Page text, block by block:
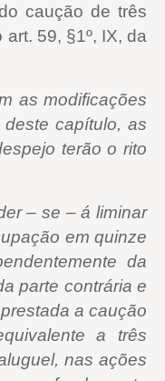
caução de três
59, §1º, IX, da
as modificações
deste capítulo, as
terão o rito
– se – á liminar
em quinze
da
parte contrária e
a caução
a três
nas ações